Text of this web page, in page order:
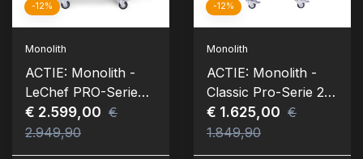
-12%
Monolith
ACTIE: Monolith -
LeChef PRO-Serie
2.0 Kamado - Zwart
incl. Onderstel &
€ 2.599,00 €
2.949,90
-12%
Monolith
ACTIE: Monolith -
Classic Pro-Serie 2.0
Kamado - Rood incl.
Onderstel & Zijtafels
€ 1.625,00 €
1.849,90